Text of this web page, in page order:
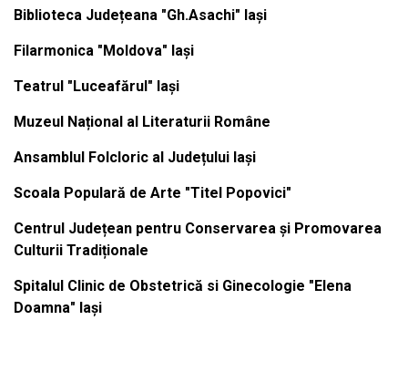
Biblioteca Județeana "Gh.Asachi" Iași
Filarmonica "Moldova" Iași
Teatrul "Luceafărul" Iași
Muzeul Național al Literaturii Române
Ansamblul Folcloric al Județului Iași
Scoala Populară de Arte "Titel Popovici"
Centrul Județean pentru Conservarea și Promovarea
Culturii Tradiționale
Spitalul Clinic de Obstetrică si Ginecologie "Elena
Doamna" Iași